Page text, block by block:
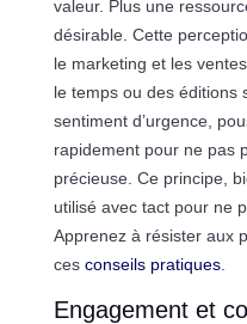
valeur. Plus une
désirable. Cette
le marketing et les
le temps ou des éditions
sentiment d’urgence,
rapidement pour ne pas
précieuse. Ce principe,
utilisé avec tact pour ne
Apprenez à résister aux
ces conseils pratiques.
Engagement et